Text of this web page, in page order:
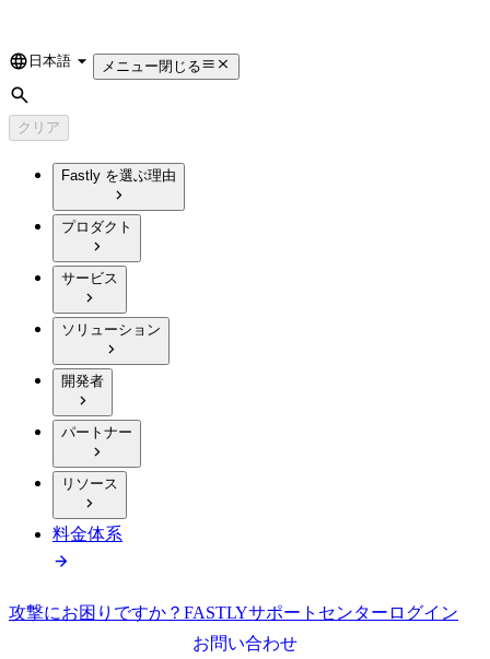
Language
日本語 メニュー閉じる
検索
クリア
Fastly を選ぶ理由
プロダクト
サービス
ソリューション
開発者
パートナー
リソース
料金体系
攻撃にお困りですか？ FASTLYサポートセンター ログイン
お問い合わせ